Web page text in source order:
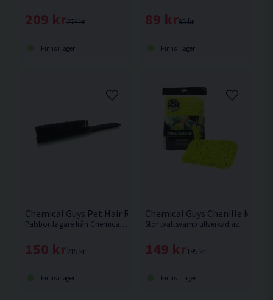
274 kr
209 kr
Finns i lager
95 kr
89 kr
Finns i lager
Chemical Guys Pet Hair Removal Brush Pälsborttagare
Pälsborttagare från Chemical Guys tillverkad av gummi.
215 kr
150 kr
Finns i lager
Chemical Guys Chenille
Stor tvättsvamp tillverkad av mikrofiber från Amerikanska Chemical Guys
195 kr
149 kr
Finns i Lager